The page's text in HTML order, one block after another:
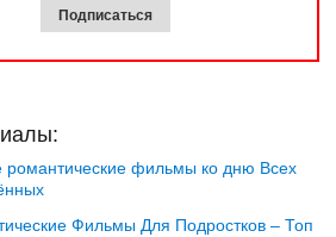
фильмы ко дню Всех
Фильмы Для Подростков – Топ